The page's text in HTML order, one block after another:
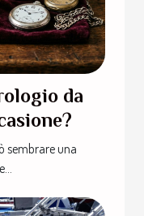
da
sembrare una